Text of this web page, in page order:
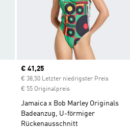
Current price
€ 41,25
€ 38,50 Letzter niedrigster Preis
€ 55 Originalpreis
Jamaica x Bob Marley Originals
Badeanzug, U-förmiger
Rückenausschnitt